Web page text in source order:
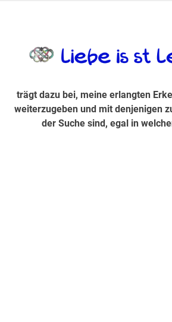
Suche sind, egal in
trägt dazu bei, meine erlangten
weiterzugeben und mit denjenigen
der Suche sind, egal in